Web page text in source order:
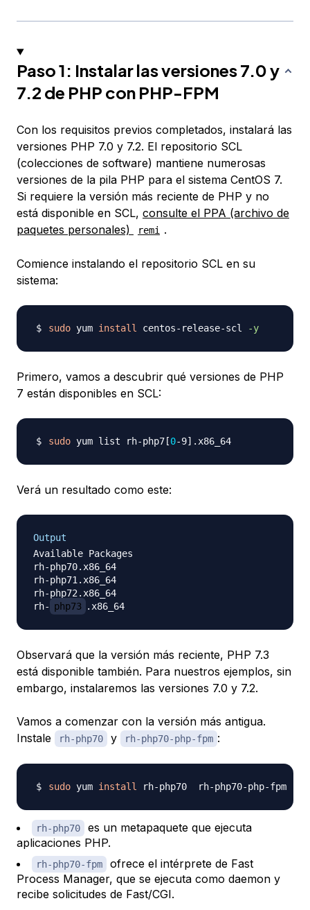
Paso 1: Instalar las versiones 7.0 y
7.2 de PHP con PHP-FPM
Con los requisitos previos completados, instalará las
versiones PHP 7.0 y 7.2. El repositorio SCL
(colecciones de software) mantiene numerosas
versiones de la pila PHP para el sistema CentOS 7.
Si requiere la versión más reciente de PHP y no
está disponible en SCL, consulte el PPA (archivo de
paquetes personales)
remi .
Comience instalando el repositorio SCL en su
sistema:
sudo yum install centos-release-scl -y
Primero, vamos a descubrir qué versiones de PHP
7 están disponibles en SCL:
sudo yum list rh-php7 [0-9]
Verá un resultado como este:
Output
Available Packages
rh-php70.x86_64
rh-php71.x86_64
rh-php72.x86_64
rh- php73
Observará que la versión más reciente, PHP 7.3
está disponible también. Para nuestros ejemplos, sin
embargo, instalaremos las versiones 7.0 y 7.2.
Vamos a comenzar con la versión más antigua.
Instale
rh-php70 y rh-php70-php-fpm :
sudo yum install rh-php70  rh-php70-php-fpm
rh-php70
es un metapaquete que ejecuta
aplicaciones PHP.
rh-php70-fpm
ofrece el intérprete de Fast
Process Manager, que se ejecuta como daemon y
recibe solicitudes de Fast/CGI.